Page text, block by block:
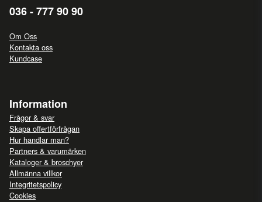
036 - 777 90 90
Om Oss
Kontakta oss
Kundcase
Information
Frågor & svar
Skapa offertförfrågan
Hur handlar man?
Partners & varumärken
Kataloger & broschyer
Allmänna villkor
Integritetspolicy
Cookies